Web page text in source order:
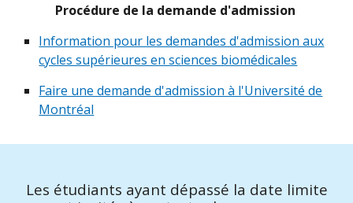
Procédure de la demande d'admission
Information pour les demandes d'admission aux
cycles supérieures en sciences biomédicales
Faire une demande d'admission à l'Université de
Montréal
Les étudiants ayant dépassé la date limite